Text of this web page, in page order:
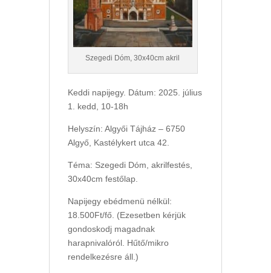
Szegedi Dóm, 30x40cm akril
Keddi napijegy. Dátum: 2025. július
1. kedd, 10-18h
Helyszín: Algyői Tájház – 6750
Algyő, Kastélykert utca 42.
Téma: Szegedi Dóm, akrilfestés,
30x40cm festőlap.
Napijegy ebédmenü nélkül:
18.500Ft/fő. (Ezesetben kérjük
gondoskodj magadnak
harapnivalóról. Hűtő/mikro
rendelkezésre áll.)